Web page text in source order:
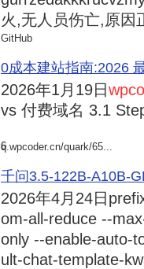
火,无人员伤亡,原因
GitHub
0成本建站指南:2026
2026年1月19日
vs 付费域名 3.1
6
q.wpcoder.cn/quark/65...
千问3.5-122B-A10B-
2026年4月24日
om-all-reduce --
only --enable-auto-
ult-chat-template-